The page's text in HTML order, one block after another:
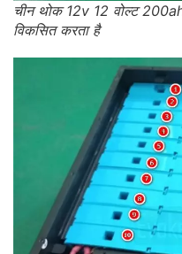
चीन थोक 12v 12 वोल्ट
विकसित करता है